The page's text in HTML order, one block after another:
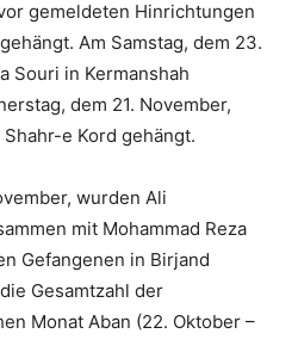
gemeldeten Hinrichtungen
Am Samstag, dem 23.
Souri in Kermanshah
dem 21. November,
e Kord gehängt.
wurden Ali
mit Mohammad Reza
Gefangenen in Birjand
Gesamtzahl der
Monat Aban (22. Oktober –